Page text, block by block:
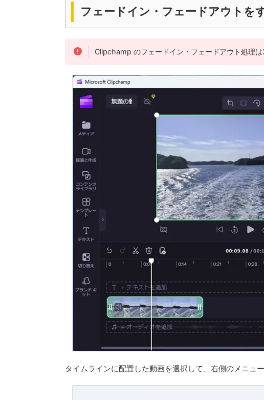
フェードイン・フェードアウトを
Clipchamp のフェードイン・フェードアウト処理は
タイムラインに配置した動画を選択して、右側のメニュ